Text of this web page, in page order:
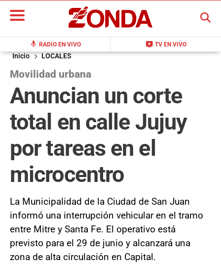
mic RADIO EN VIVO live_tv TV EN VIVO
BUSCAR
Inicio LOCALES
Movilidad urbana
Anuncian un corte
total en calle Jujuy
por tareas en el
microcentro
La Municipalidad de la Ciudad de San Juan
informó una interrupción vehicular en el tramo
entre Mitre y Santa Fe. El operativo está
previsto para el 29 de junio y alcanzará una
zona de alta circulación en Capital.